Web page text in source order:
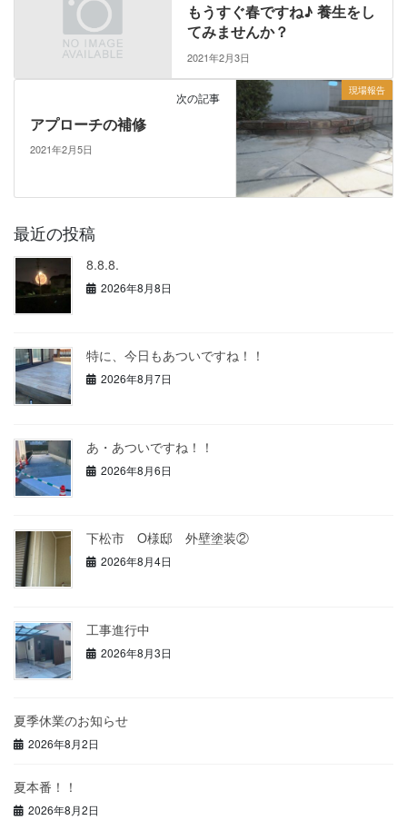
もうすぐ春ですね♪ 養生をし
てみませんか？
2021年2月3日
現場報告
次の記事
アプローチの補修
2021年2月5日
最近の投稿
8.8.8.
2026年8月8日
特に、今日もあついですね！！
2026年8月7日
あ・あついですね！！
2026年8月6日
下松市 O様邸 外壁塗装②
2026年8月4日
工事進行中
2026年8月3日
夏季休業のお知らせ
2026年8月2日
夏本番！！
2026年8月2日